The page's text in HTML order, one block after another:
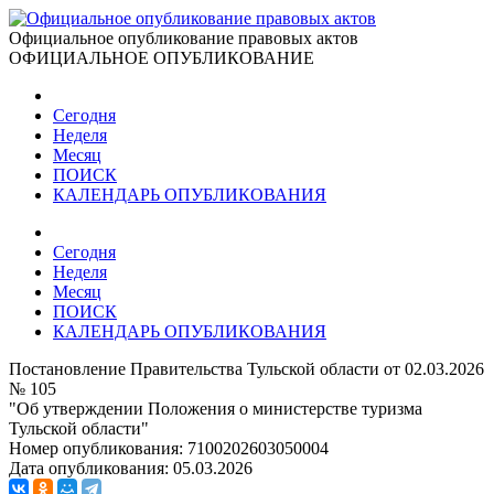
Официальное опубликование правовых актов
ОФИЦИАЛЬНОЕ ОПУБЛИКОВАНИЕ
Сегодня
Неделя
Месяц
ПОИСК
КАЛЕНДАРЬ ОПУБЛИКОВАНИЯ
Сегодня
Неделя
Месяц
ПОИСК
КАЛЕНДАРЬ ОПУБЛИКОВАНИЯ
Постановление Правительства Тульской области от 02.03.2026
№ 105
"Об утверждении Положения о министерстве туризма
Тульской области"
Номер опубликования: 7100202603050004
Дата опубликования: 05.03.2026